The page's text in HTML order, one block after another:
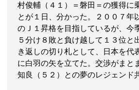
村俊輔（４１）＝磐田＝の獲得に
とが１日、分かった。２００７年
のＪ１昇格を目指しているが、今
５分け８敗と負け越して１３位と
き返しの切り札として、日本を代
に白羽の矢を立てた。交渉がまと
知良（５２）との夢のレジェンド